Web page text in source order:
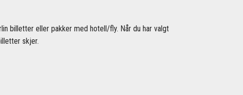
billetter eller pakker med hotell/fly. Når du har valgt
skjer.